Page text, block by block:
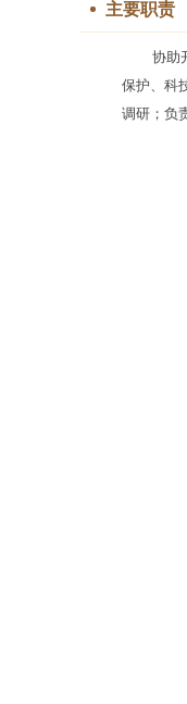
主要职责
协助
保护、科
调研；负